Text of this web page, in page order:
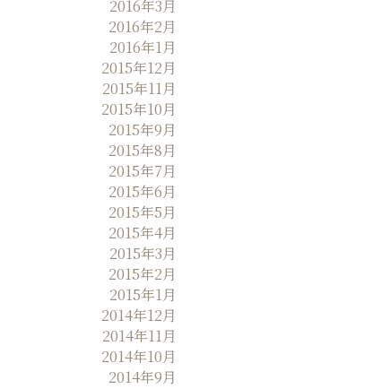
2016年3月
2016年2月
2016年1月
2015年12月
2015年11月
2015年10月
2015年9月
2015年8月
2015年7月
2015年6月
2015年5月
2015年4月
2015年3月
2015年2月
2015年1月
2014年12月
2014年11月
2014年10月
2014年9月